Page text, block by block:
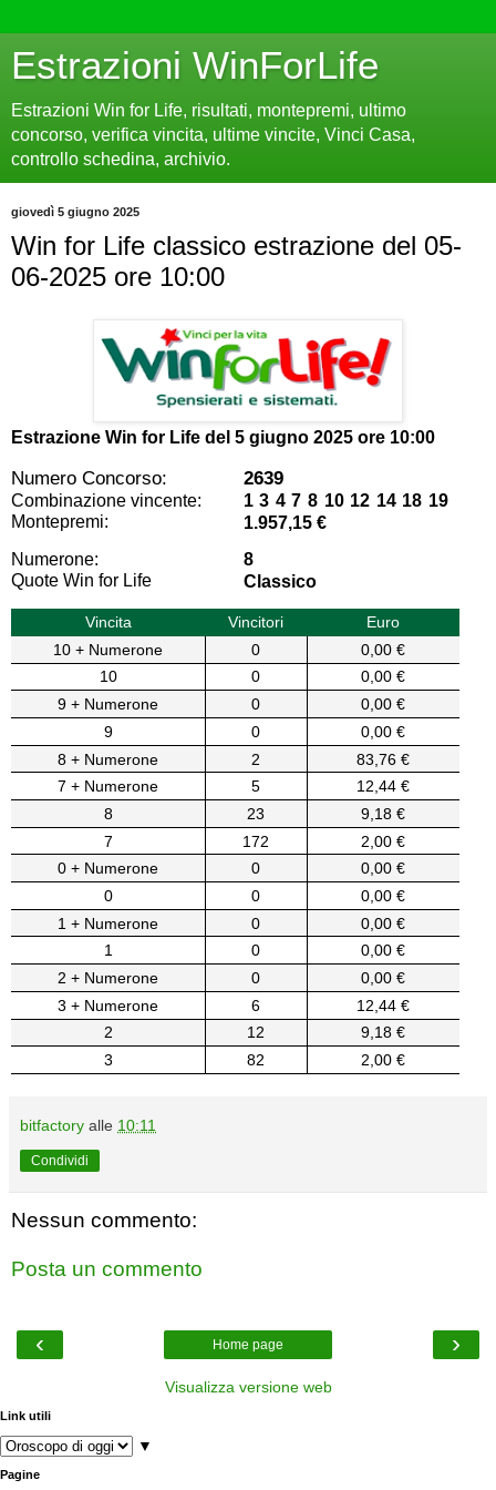
Estrazioni WinForLife
Estrazioni Win for Life, risultati, montepremi, ultimo
concorso, verifica vincita, ultime vincite, Vinci Casa,
controllo schedina, archivio.
giovedì 5 giugno 2025
Win for Life classico estrazione del 05-
06-2025 ore 10:00
Estrazione Win for Life del 5 giugno 2025 ore 10:00
Numero Concorso: 2639
Combinazione vincente:
1 3 4 7 8 10 12 14 18 19
Montepremi:
1.957,15 €
Numerone:
8
Quote Win for Life
Classico
Vincita Vincitori
Euro
10 + Numerone
0
0,00 €
10
0
0,00 €
9 + Numerone
0
0,00 €
9
0
0,00 €
8 + Numerone
2
83,76 €
7 + Numerone
5
12,44 €
8
23
9,18 €
7
172
2,00 €
0 + Numerone
0
0,00 €
0
0
0,00 €
1 + Numerone
0
0,00 €
1
0
0,00 €
2 + Numerone
0
0,00 €
3 + Numerone
6
12,44 €
2
12
9,18 €
3
82 2,00 €
bitfactory alle 10:11
Condividi
Nessun commento:
Posta un commento
‹ ›
Home page
Visualizza versione web
Link utili
▼
Pagine